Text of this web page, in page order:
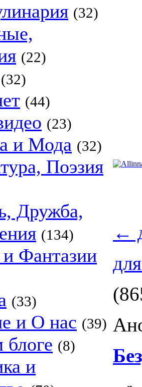
(32)
(22)
(32)
(44)
(23)
и Мода (32)
Поэзия
Дружба,
(134)
Фантазии
(33)
и О нас (39)
(8)
и
←